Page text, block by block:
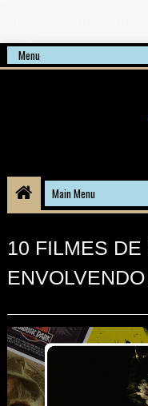
10 FILMES DE